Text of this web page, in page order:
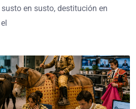
en susto, destitución en